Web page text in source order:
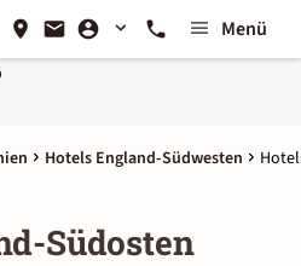
Menü
Hotels England-Südwesten
Südosten